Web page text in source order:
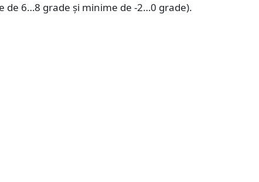
de 6…8 grade și minime de -2…0 grade).